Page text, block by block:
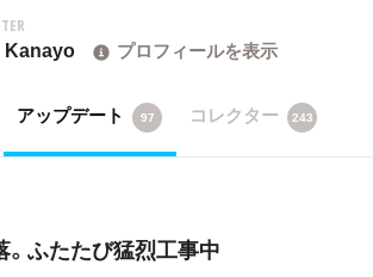
Kanayo プロフィールを表示
アップデート 97 コレクター 243
。ふたたび猛烈工事中